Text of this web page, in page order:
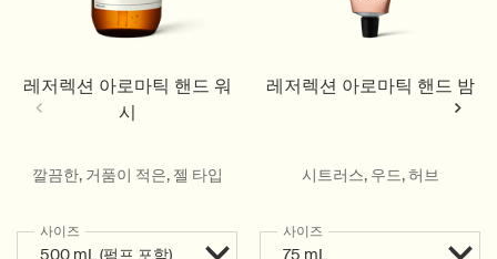
레저렉션 아로마틱 핸드 워
시
깔끔한, 거품이 적은, 젤 타입
사이즈
레저렉션 아로마틱 핸드 밤
시트러스, 우드, 허브
사이즈